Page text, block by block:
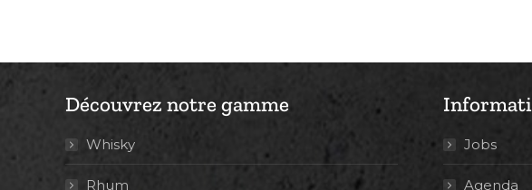
Découvrez notre gamme
Whisky
Rhum
Jobs
Agenda